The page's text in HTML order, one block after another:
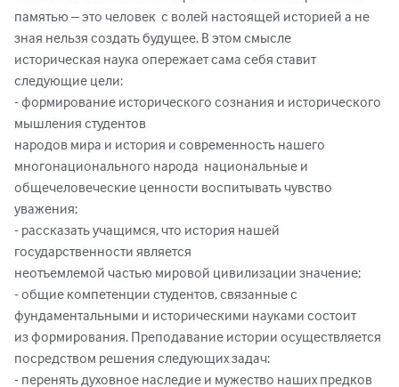
памятью – это человек  с волей настоящей историей а не
зная нельзя создать будущее. В этом смысле
историческая наука опережает сама себя ставит
следующие цели:
- формирование исторического сознания и исторического
мышления студентов
народов мира и история и современность нашего
многонационального народа  национальные и
общечеловеческие ценности воспитывать чувство
уважения;
- рассказать учащимся, что история нашей
государственности является
неотъемлемой частью мировой цивилизации значение;
- общие компетенции студентов, связанные с
фундаментальными и историческими науками состоит
из формирования. Преподавание истории осуществляется
посредством решения следующих задач:
- перенять духовное наследие и мужество наших предков